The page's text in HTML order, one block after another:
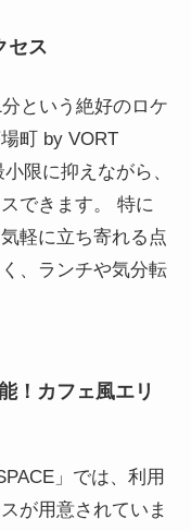
セス
という絶好のロケ
町 by VORT
限に抑えながら、
できます。 特に
軽に立ち寄れる点
、ランチや気分転
！カフェ風エリ
」では、利用
が用意されていま